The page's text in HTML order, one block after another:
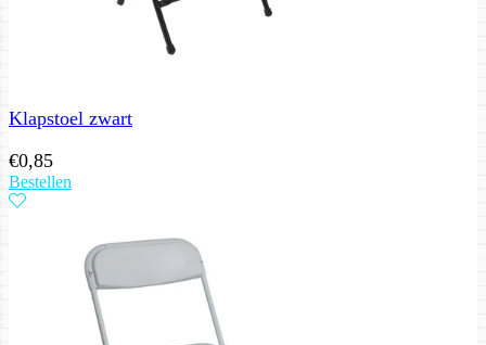
Klapstoel zwart
€0,85
Bestellen